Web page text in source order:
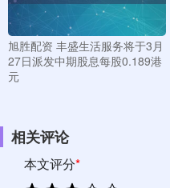
旭胜配资 丰盛生活服务将于3月
27日派发中期股息每股0.189港
元
相关评论
本文评分*